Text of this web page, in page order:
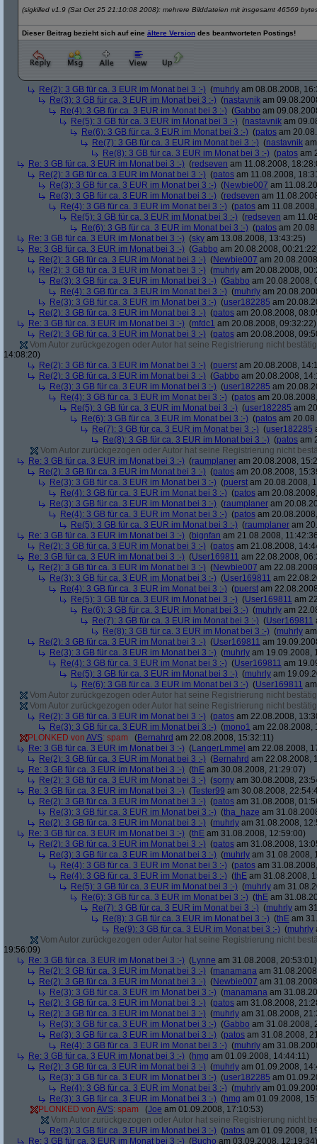
(sigkilled v1.9 (Sat Oct 25 21:10:08 2008): mehrere Bilddateien mit insgesamt 46569
Dieser Beitrag bezieht sich auf eine ältere Version des beantworteten Postings!
Re(2): 3 GB für ca. 3 EUR im Monat bei 3 :-) (muhrly am 08.08.2008,
Re(3): 3 GB für ca. 3 EUR im Monat bei 3 :-) (nastavnik am
Re(4): 3 GB für ca. 3 EUR im Monat bei 3 :-) (Gabbo am
Re(5): 3 GB für ca. 3 EUR im Monat bei 3 :-) (nastavnik am
Re(6): 3 GB für ca. 3 EUR im Monat bei 3 :-) (patos am
Re(7): 3 GB für ca. 3 EUR im Monat bei 3 :-) (nastavnik
Re(8): 3 GB für ca. 3 EUR im Monat bei 3 :-) (patos am
Re: 3 GB für ca. 3 EUR im Monat bei 3 :-) (redseven am 11.08.2008,
Re(2): 3 GB für ca. 3 EUR im Monat bei 3 :-) (patos am 11.08.2008,
Re(3): 3 GB für ca. 3 EUR im Monat bei 3 :-) (Newbie007 am
Re(3): 3 GB für ca. 3 EUR im Monat bei 3 :-) (redseven am
Re(4): 3 GB für ca. 3 EUR im Monat bei 3 :-) (patos am
Re(5): 3 GB für ca. 3 EUR im Monat bei 3 :-) (redseven am
Re(6): 3 GB für ca. 3 EUR im Monat bei 3 :-) (patos am
Re: 3 GB für ca. 3 EUR im Monat bei 3 :-) (sky am 13.08.2008, 13:43:25)
Re: 3 GB für ca. 3 EUR im Monat bei 3 :-) (Gabbo am 20.08.2008,
Re(2): 3 GB für ca. 3 EUR im Monat bei 3 :-) (Newbie007 am
Re(2): 3 GB für ca. 3 EUR im Monat bei 3 :-) (muhrly am 20.08.2008,
Re(3): 3 GB für ca. 3 EUR im Monat bei 3 :-) (Gabbo am 20.08.2008,
Re(4): 3 GB für ca. 3 EUR im Monat bei 3 :-) (muhrly am
Re(3): 3 GB für ca. 3 EUR im Monat bei 3 :-) (user182285 am
Re(2): 3 GB für ca. 3 EUR im Monat bei 3 :-) (patos am 20.08.2008,
Re: 3 GB für ca. 3 EUR im Monat bei 3 :-) (mfdc1 am 20.08.2008, 09:32:22)
Re(2): 3 GB für ca. 3 EUR im Monat bei 3 :-) (patos am 20.08.2008,
Vom Autor zurückgezogen oder Autor hat seine Registrierung nicht
14:08:20)
Re(2): 3 GB für ca. 3 EUR im Monat bei 3 :-) (puerst am 20.08.2008,
Re(2): 3 GB für ca. 3 EUR im Monat bei 3 :-) (Gabbo am 20.08.2008,
Re(3): 3 GB für ca. 3 EUR im Monat bei 3 :-) (user182285 am
Re(4): 3 GB für ca. 3 EUR im Monat bei 3 :-) (patos am
Re(5): 3 GB für ca. 3 EUR im Monat bei 3 :-) (user182285 am
Re(6): 3 GB für ca. 3 EUR im Monat bei 3 :-) (patos am
Re(7): 3 GB für ca. 3 EUR im Monat bei 3 :-) (user182285
Re(8): 3 GB für ca. 3 EUR im Monat bei 3 :-) (patos am
Vom Autor zurückgezogen oder Autor hat seine Registrierung nicht
Re: 3 GB für ca. 3 EUR im Monat bei 3 :-) (raumplaner am 20.08.2008,
Re(2): 3 GB für ca. 3 EUR im Monat bei 3 :-) (patos am 20.08.2008,
Re(3): 3 GB für ca. 3 EUR im Monat bei 3 :-) (puerst am 20.08.2008,
Re(4): 3 GB für ca. 3 EUR im Monat bei 3 :-) (patos am
Re(3): 3 GB für ca. 3 EUR im Monat bei 3 :-) (raumplaner am
Re(4): 3 GB für ca. 3 EUR im Monat bei 3 :-) (patos am
Re(5): 3 GB für ca. 3 EUR im Monat bei 3 :-) (raumplaner am
Re: 3 GB für ca. 3 EUR im Monat bei 3 :-) (bignfan am 21.08.2008,
Re(2): 3 GB für ca. 3 EUR im Monat bei 3 :-) (patos am 21.08.2008,
Re: 3 GB für ca. 3 EUR im Monat bei 3 :-) (User169811 am 22.08.2008,
Re(2): 3 GB für ca. 3 EUR im Monat bei 3 :-) (Newbie007 am
Re(3): 3 GB für ca. 3 EUR im Monat bei 3 :-) (User169811 am
Re(4): 3 GB für ca. 3 EUR im Monat bei 3 :-) (puerst am
Re(5): 3 GB für ca. 3 EUR im Monat bei 3 :-) (User169811 am
Re(6): 3 GB für ca. 3 EUR im Monat bei 3 :-) (muhrly am
Re(7): 3 GB für ca. 3 EUR im Monat bei 3 :-) (User169811
Re(8): 3 GB für ca. 3 EUR im Monat bei 3 :-) (muhrly
Re(2): 3 GB für ca. 3 EUR im Monat bei 3 :-) (User169811 am
Re(3): 3 GB für ca. 3 EUR im Monat bei 3 :-) (muhrly am 19.09.2008,
Re(4): 3 GB für ca. 3 EUR im Monat bei 3 :-) (User169811 am
Re(5): 3 GB für ca. 3 EUR im Monat bei 3 :-) (muhrly am
Re(6): 3 GB für ca. 3 EUR im Monat bei 3 :-) (User169811
Vom Autor zurückgezogen oder Autor hat seine Registrierung nicht
Vom Autor zurückgezogen oder Autor hat seine Registrierung nicht
Re(2): 3 GB für ca. 3 EUR im Monat bei 3 :-) (patos am 22.08.2008,
Re(3): 3 GB für ca. 3 EUR im Monat bei 3 :-) (mono1 am 22.08.2008,
PLONKED von AVS: spam (Bernahrd am 22.08.2008, 15:32:11)
Re: 3 GB für ca. 3 EUR im Monat bei 3 :-) (LangerLmmel am 22.08.2008,
Re(2): 3 GB für ca. 3 EUR im Monat bei 3 :-) (Bernahrd am 22.08.2008,
Re: 3 GB für ca. 3 EUR im Monat bei 3 :-) (thE am 30.08.2008, 21:29:07)
Re(2): 3 GB für ca. 3 EUR im Monat bei 3 :-) (sorny am 30.08.2008,
Re: 3 GB für ca. 3 EUR im Monat bei 3 :-) (Tester99 am 30.08.2008,
Re(2): 3 GB für ca. 3 EUR im Monat bei 3 :-) (patos am 31.08.2008,
Re(3): 3 GB für ca. 3 EUR im Monat bei 3 :-) (tha_haze am
Re(2): 3 GB für ca. 3 EUR im Monat bei 3 :-) (muhrly am 31.08.2008,
Re: 3 GB für ca. 3 EUR im Monat bei 3 :-) (thE am 31.08.2008, 12:59:00)
Re(2): 3 GB für ca. 3 EUR im Monat bei 3 :-) (patos am 31.08.2008,
Re(3): 3 GB für ca. 3 EUR im Monat bei 3 :-) (muhrly am 31.08.2008,
Re(4): 3 GB für ca. 3 EUR im Monat bei 3 :-) (patos am
Re(4): 3 GB für ca. 3 EUR im Monat bei 3 :-) (thE am 31.08.2008,
Re(5): 3 GB für ca. 3 EUR im Monat bei 3 :-) (muhrly am
Re(6): 3 GB für ca. 3 EUR im Monat bei 3 :-) (thE am
Re(7): 3 GB für ca. 3 EUR im Monat bei 3 :-) (muhrly am
Re(8): 3 GB für ca. 3 EUR im Monat bei 3 :-) (thE am
Re(9): 3 GB für ca. 3 EUR im Monat bei 3 :-) (muhrly
Vom Autor zurückgezogen oder Autor hat seine Registrierung nicht
19:56:09)
Re: 3 GB für ca. 3 EUR im Monat bei 3 :-) (Lynne am 31.08.2008, 20:53:01)
Re(2): 3 GB für ca. 3 EUR im Monat bei 3 :-) (manamana am
Re(2): 3 GB für ca. 3 EUR im Monat bei 3 :-) (Newbie007 am
Re(3): 3 GB für ca. 3 EUR im Monat bei 3 :-) (manamana am
Re(2): 3 GB für ca. 3 EUR im Monat bei 3 :-) (patos am 31.08.2008,
Re(2): 3 GB für ca. 3 EUR im Monat bei 3 :-) (muhrly am 31.08.2008,
Re(3): 3 GB für ca. 3 EUR im Monat bei 3 :-) (Gabbo am 31.08.2008,
Re(3): 3 GB für ca. 3 EUR im Monat bei 3 :-) (patos am 31.08.2008,
Re(4): 3 GB für ca. 3 EUR im Monat bei 3 :-) (muhrly am
Re: 3 GB für ca. 3 EUR im Monat bei 3 :-) (hmg am 01.09.2008, 14:44:11)
Re(2): 3 GB für ca. 3 EUR im Monat bei 3 :-) (muhrly am 01.09.2008,
Re(3): 3 GB für ca. 3 EUR im Monat bei 3 :-) (user182285 am
Re(4): 3 GB für ca. 3 EUR im Monat bei 3 :-) (muhrly am
Re(3): 3 GB für ca. 3 EUR im Monat bei 3 :-) (hmg am 01.09.2008,
PLONKED von AVS: spam (Joe am 01.09.2008, 17:10:53)
Vom Autor zurückgezogen oder Autor hat seine Registrierung nicht
Re(3): 3 GB für ca. 3 EUR im Monat bei 3 :-) (patos am 01.09.2008,
Re: 3 GB für ca. 3 EUR im Monat bei 3 :-) (Bucho am 03.09.2008, 12:19:34)